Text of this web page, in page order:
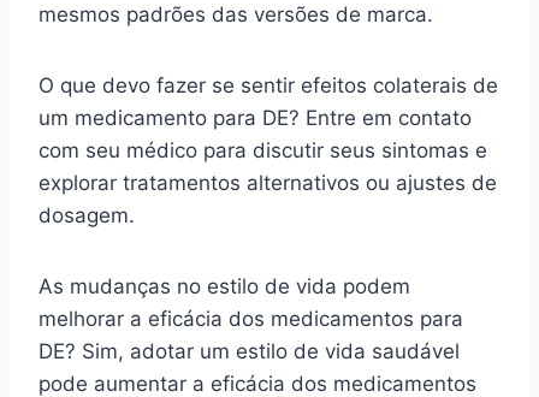
mesmos padrões das versões de marca.
O que devo fazer se sentir efeitos colaterais de
um medicamento para DE? Entre em contato
com seu médico para discutir seus sintomas e
explorar tratamentos alternativos ou ajustes de
dosagem.
As mudanças no estilo de vida podem
melhorar a eficácia dos medicamentos para
DE? Sim, adotar um estilo de vida saudável
pode aumentar a eficácia dos medicamentos